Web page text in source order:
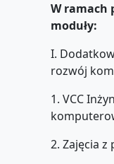
W ramach
moduły:
I.
rozwój
1. VCC
2. Zajęcia